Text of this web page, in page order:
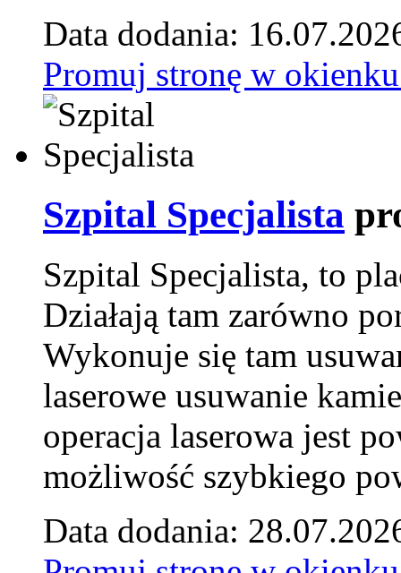
Data dodania:
Promuj stronę w
Szpital Specjalista
Szpital Specjalista, to
Działają tam zarówno
Wykonuje się tam
laserowe usuwanie
operacja laserowa jest
możliwość szybkiego
Data dodania: